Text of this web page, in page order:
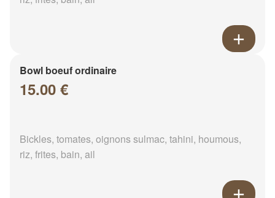
Bowl boeuf ordinaire
15.00 €
Bickles, tomates, oignons sulmac, tahini, houmous,
riz, frites, bain, ail